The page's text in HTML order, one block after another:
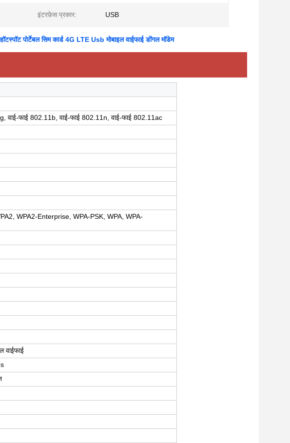
इंटरफ़ेस प्रकार: USB
पोर्टेबल सिम कार्ड 4G LTE Usb मोबाइल वाईफाई डोंगल मॉडेम
वाई-फाई 802.11b, वाई-फाई 802.11n, वाई-फाई 802.11ac
WPA2-Enterprise, WPA-PSK, WPA, WPA-
वाईफाई